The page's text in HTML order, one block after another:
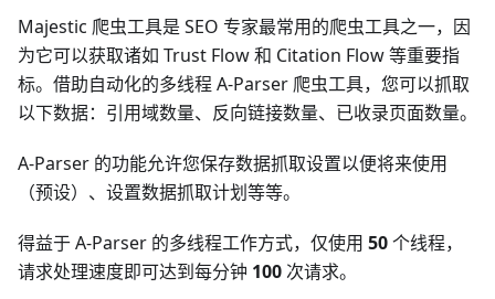
Majestic 爬虫工具是 SEO 专家最常用的爬虫工具之一，因
为它可以获取诸如 Trust Flow 和 Citation Flow 等重要指
标。借助自动化的多线程 A-Parser 爬虫工具，您可以抓取
以下数据：引用域数量、反向链接数量、已收录页面数量。
A-Parser 的功能允许您保存数据抓取设置以便将来使用
（预设）、设置数据抓取计划等等。
得益于 A-Parser 的多线程工作方式，仅使用 50个线程，
请求处理速度即可达到每分钟 100 次请求。